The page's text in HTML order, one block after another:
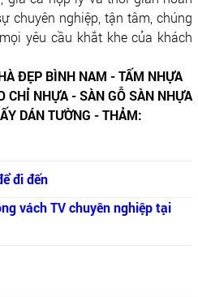
chuyên nghiệp, tận tâm, chúng
yêu cầu khắt khe của khách
ĐẸP BÌNH NAM - TẤM NHỰA
CHỈ NHỰA - SÀN GỖ SÀN NHỰA
DÁN TƯỜNG - THẢM:
đi đến
vách TV chuyên nghiệp tại